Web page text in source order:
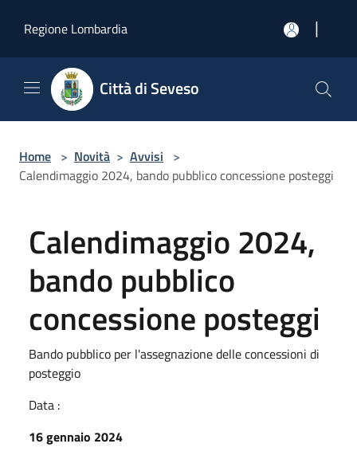
Regione Lombardia
|
Città di Seveso
Home > Novità > Avvisi >
Calendimaggio 2024, bando pubblico concessione posteggi
Calendimaggio 2024,
bando pubblico
concessione posteggi
Bando pubblico per l'assegnazione delle concessioni di
posteggio
Data :
16 gennaio 2024